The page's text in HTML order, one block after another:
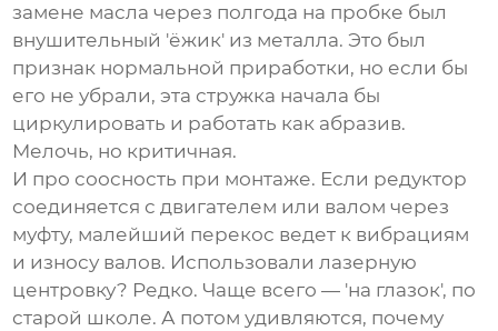
замене масла через полгода на пробке был
внушительный 'ёжик' из металла. Это был
признак нормальной приработки, но если бы
его не убрали, эта стружка начала бы
циркулировать и работать как абразив.
Мелочь, но критичная.
И про соосность при монтаже. Если редуктор
соединяется с двигателем или валом через
муфту, малейший перекос ведет к вибрациям
и износу валов. Использовали лазерную
центровку? Редко. Чаще всего — 'на глазок', по
старой школе. А потом удивляются, почему